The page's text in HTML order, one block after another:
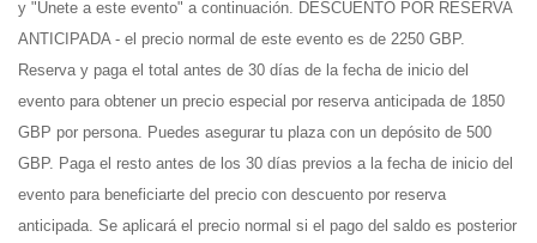
y "Únete a este evento" a continuación. DESCUENTO POR RESERVA
ANTICIPADA - el precio normal de este evento es de 2250 GBP.
Reserva y paga el total antes de 30 días de la fecha de inicio del
evento para obtener un precio especial por reserva anticipada de 1850
GBP por persona. Puedes asegurar tu plaza con un depósito de 500
GBP. Paga el resto antes de los 30 días previos a la fecha de inicio del
evento para beneficiarte del precio con descuento por reserva
anticipada. Se aplicará el precio normal si el pago del saldo es posterior